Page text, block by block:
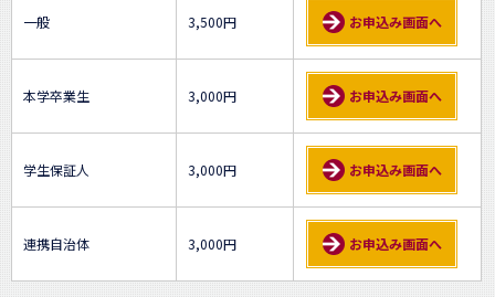
一般 3,500円 お申込み画面へ
本学卒業生 3,000円 お申込み画面へ
学生保証人 3,000円 お申込み画面へ
連携自治体 3,000円 お申込み画面へ